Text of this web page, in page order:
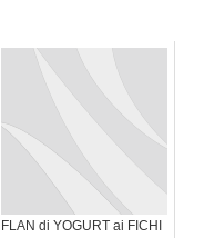
FLAN di YOGURT ai FICHI